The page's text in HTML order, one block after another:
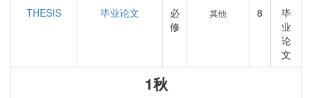
THESIS 毕业论文
必
修
其他 8
毕
业
论
文
1秋